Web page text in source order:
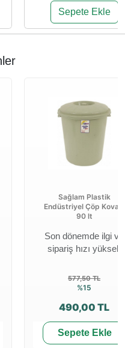
Sepete Ekle
Sağlam Plastik
Endüstriyel Çöp Kovası
90 lt
Son dönemde ilgi ve
sipariş hızı yüksek
577,50 TL
%15
490,00 TL
Sepete Ekle